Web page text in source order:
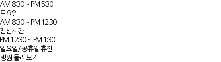
AM 8:30 ~ PM 5:30
토요일
AM 8:30 ~ PM 12:30
점심시간
PM 12:30 ~ PM 1:30
일요일/공휴일 휴진
병원 둘러보기